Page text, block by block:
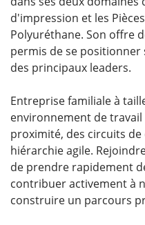
d'impression et les
Polyuréthane. Son offre
permis de se
des principaux leaders.
Entreprise familiale à
environnement de
proximité, des circuits
hiérarchie agile.
de prendre rapidement
contribuer activement à
construire un parcours